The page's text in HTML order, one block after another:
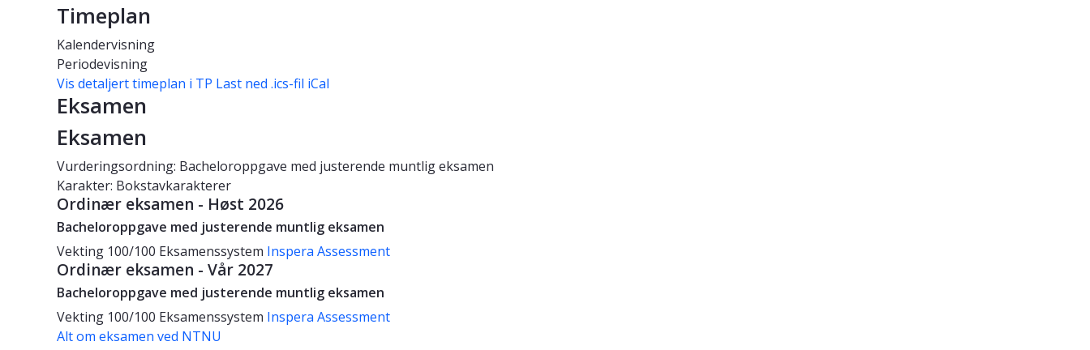
Timeplan
Kalendervisning
Periodevisning
Vis detaljert timeplan i TP Last ned .ics-fil iCal
Eksamen
Eksamen
Vurderingsordning: Bacheloroppgave med justerende muntlig eksamen
Karakter: Bokstavkarakterer
Ordinær eksamen - Høst 2026
Bacheloroppgave med justerende muntlig eksamen
Vekting 100/100 Eksamenssystem Inspera Assessment
Ordinær eksamen - Vår 2027
Bacheloroppgave med justerende muntlig eksamen
Vekting 100/100 Eksamenssystem Inspera Assessment
Alt om eksamen ved NTNU